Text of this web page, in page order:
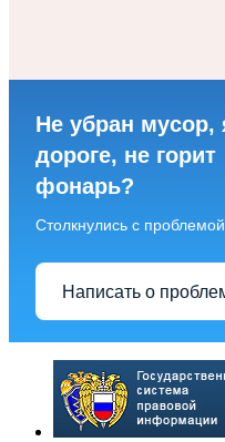
Не убран мусор,
дороге, не горит
фонарь?
Столкнулись с
Написать о